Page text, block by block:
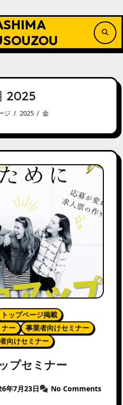
2025
ジ 2025 金
トップページ掲載
ー
事業者向けセミナー
向けセミナー
プセミナー
年7月23日 No Comments